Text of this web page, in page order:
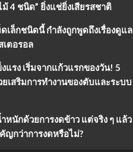
ม้ 4 ชนิด” ยิ่งแช่ยิ่งเสียรสชาติ
เล็กชนิดนี้ กำลังถูกพูดถึงเรื่องดูแล
เตอรอล
แรง เริ่มจากแก้วแรกของวัน! 5
เสริมการทำงานของตับและระบบ
หนักด้วยการงดข้าว แต่จริง ๆ แล้ว
ญกว่าการงดหรือไม่?